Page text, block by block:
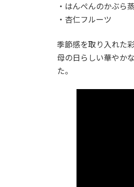
・はんぺんのかぶら
・杏仁フルーツ
季節感を取り入れた
母の日らしい華やか
た。